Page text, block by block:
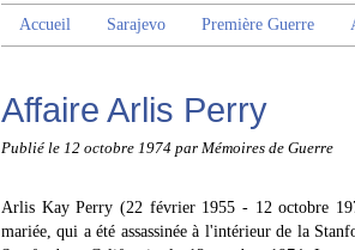
Accueil Sarajevo Première Guerre
Affaire Arlis Perry
Publié le 12 octobre 1974 par Mémoires de Guerre
Arlis Kay Perry (22 février 1955 - 12 octobre
mariée, qui a été assassinée à l'intérieur de la